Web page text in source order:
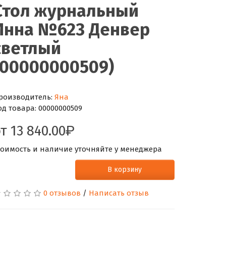
журнальный
№623 Денвер
Яна
товара: 00000000509
13 840.00
и наличие уточняйте у менеджера
В корзину
0 отзывов / Написать отзыв